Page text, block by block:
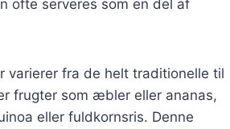
ofte serveres som en del af
varierer fra de helt traditionelle til
frugter som æbler eller ananas,
eller fuldkornsris. Denne